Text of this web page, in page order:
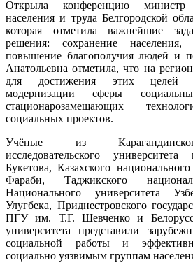
Открыла конференцию министр
населения и труда Белгородской
которая отметила важнейшие
решения: сохранение населения,
повышение благополучия людей и
Анатольевна отметила, что на
для достижения этих целей
модернизации сферы
стационарозамещающих
социальных проектов.
Учёные из
исследовательского
Букетова, Казахского
Фараби, Таджикского
Национального университета
Улугбека, Приднестровского
ПГУ им. Т.Г. Шевченко и
университета представили
социальной работы и
социально уязвимым группам